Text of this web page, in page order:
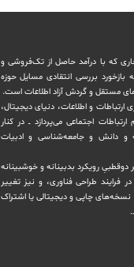
که با درآمد حاصل از تک‌فروشی و
بررسی انتقادی مسایل حوزه
مستقل و‌ گردش ‏آزاد اطلاعات است.
ارتباطات و اطلاعات، دنیای دیجیتال،
اجتماعی می‌پردازد ــ در کنار
و دانش و ‏جامعه‌شناسی و ادبیات
دوقطبیِ رویکرد بدبینانه و خوشبینانه
طراحی فناوری، و نیز تغییر
چاپی و دیجیتالی یا ‏اشتراک